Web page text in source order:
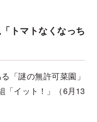
トマトなくなっち
「謎の無許可菜園」
「イット！」（6月13